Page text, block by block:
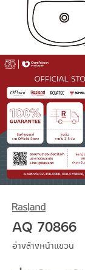
AQ 70866
อ่างล้างหน้าแขวน